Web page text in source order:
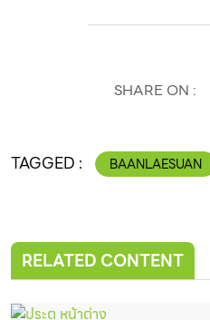
SHARE ON :
TAGGED : BAANLAESUAN
RELATED CONTENT